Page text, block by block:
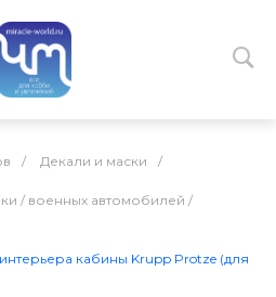
/ Декали и маски
/
/ военных автомобилей /
кабины Krupp Protze (для